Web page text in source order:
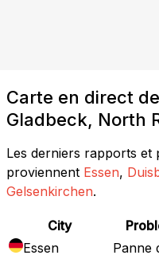
Carte en direct
Gladbeck, North
Les derniers rapports
proviennent Essen,
Gelsenkirchen.
City
Essen
Panne